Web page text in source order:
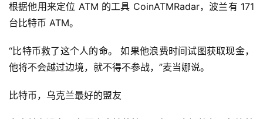
根据他用来定位 ATM 的工具 CoinATMRadar，波兰有 171
台比特币 ATM。
“比特币救了这个人的命。 如果他浪费时间试图获取现金，
他将不会越过边境，就不得不参战，”麦当娜说。
比特币，乌克兰最好的盟友